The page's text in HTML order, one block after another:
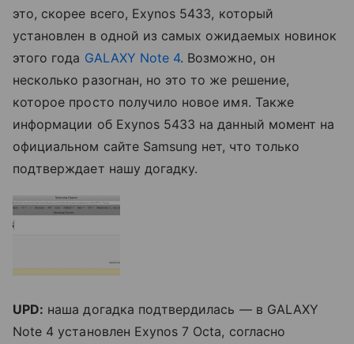
это, скорее всего, Exynos 5433, который
установлен в одной из самых ожидаемых новинок
этого года GALAXY Note 4. Возможно, он
несколько разогнан, но это то же решение,
которое просто получило новое имя. Также
информации об Exynos 5433 на данный момент на
официальном сайте Samsung нет, что только
подтверждает нашу догадку.
UPD: наша догадка подтвердилась — в GALAXY
Note 4 установлен Exynos 7 Octa, согласно